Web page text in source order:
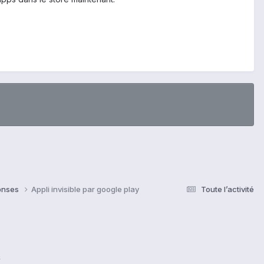
Toute l’activité
Appli invisible par google play